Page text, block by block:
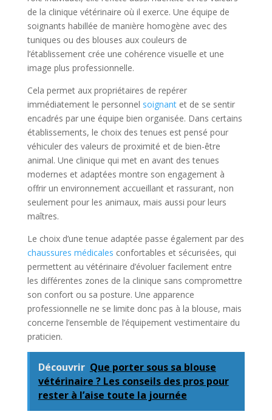
de la clinique vétérinaire où il exerce. Une équipe de
soignants habillée de manière homogène avec des
tuniques ou des blouses aux couleurs de
l’établissement crée une cohérence visuelle et une
image plus professionnelle.
Cela permet aux propriétaires de repérer
immédiatement le personnel soignantet de se sentir
encadrés par une équipe bien organisée. Dans certains
établissements, le choix des tenues est pensé pour
véhiculer des valeurs de proximité et de bien-être
animal. Une clinique qui met en avant des tenues
modernes et adaptées montre son engagement à
offrir un environnement accueillant et rassurant, non
seulement pour les animaux, mais aussi pour leurs
maîtres.
Le choix d’une tenue adaptée passe également par des
chaussures médicales confortables et sécurisées, qui
permettent au vétérinaire d’évoluer facilement entre
les différentes zones de la clinique sans compromettre
son confort ou sa posture. Une apparence
professionnelle ne se limite donc pas à la blouse, mais
concerne l’ensemble de l’équipement vestimentaire du
praticien.
Découvrir Que porter sous sa blouse
vétérinaire ? Les conseils des pros pour
rester à l’aise toute la journée